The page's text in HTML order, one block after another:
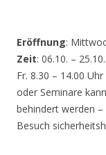
Eröffnung:
Zeit: 06.10. –
Fr. 8.30 – 14.00
oder Seminare
behindert werden
Besuch